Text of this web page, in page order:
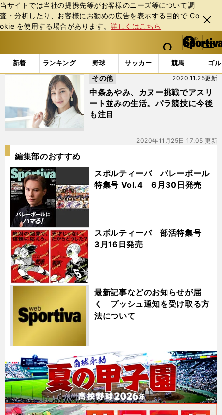
当サイトでは当社の提携先等がお客様のニーズ等について調
査・分析したり、お客様にお勧めの広告を表⽰する⽬的で Co
okie を使⽤する場合があります。詳しくはこちら
閉じ
る
web Sportiva (webスポルティーバ)
検索
マイペ
ー
ジ
メニュ
新着 ランキング 野球 サッカー 競馬 ゴ
b
ス
ィ
ー
「#水上のフライト」の最新ニュース・ 情報
中条あやみ、カヌー挑戦でアスリ
ート並みの生活。パラ競技に今後
も注目
2020.11.25更新
その他
2020年11月25日 17:05 更新
編集部のおすすめ
スポルティーバ バレーボール
特集号 Vol.4 6月30日発売
スポルティーバ 部活特集号
3月16日発売
最新記事などのお知らせが届
く プッシュ通知を受け取る方
法について